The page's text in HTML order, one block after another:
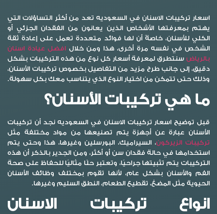
اسعار تركيبات الاسنان في السعوديه تعد من أكثر التساؤلات التي
يهتم بمعرفتها الأشخاص الذين يعانون من الفقدان الجزئي أو
الكلي للأسنان، خاصةً أن لها فوائد متعددة تعمل على إعادة ثقة
الشخص في نفسه مرة أخرى، هذا ومن خلال افضل عيادة اسنان
بالرياض سنتطرق لمعرفة أسعار كل نوع من هذه التركيبات بشكل
دقيق، إلى جانب طرح مزيد من التفاصيل بخصوص تركيبات الأسنان،
وذلك حتى تتمكن من اختيار النوع الذي يتناسب معك بكل سهولة.
ما هي تركيبات الأسنان؟
قبل توضيح اسعار تركيبات الاسنان في السعوديه نجد أن تركيبات
الأسنان عبارة عن أجهزة يتم تصنيعها من مواد مختلفة مثل
تركيبات الزيركون، السيراميك، البورسلين وغيرها، هذا وحتى يتم
استخدامها في حالة فقدان سن أو أكثر، ومن الجدير بالذكر أن هذه
التركيبات يتم تثبيتها جراحيًا، وتعتبر حلًا مثاليًا للحفاظ على صحة
الفم والأسنان بشكل عام، لأنها تقوم بمختلف وظائف الأسنان
الحيوية مثل المضغ، تقطيع الطعام، النطق السليم وغيرها.
انواع تركيبات الاسنان